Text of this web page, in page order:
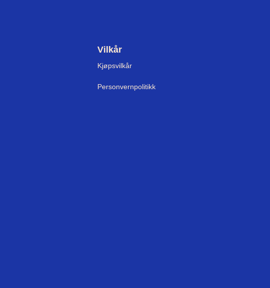
Vilkår
Kjøpsvilkår
Personvernpolitikk